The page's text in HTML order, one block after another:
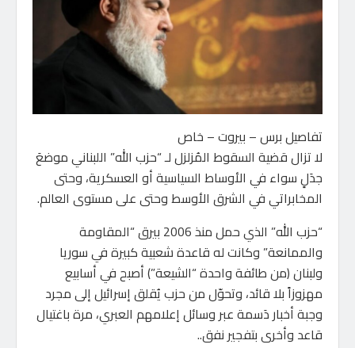
تفاصيل برس – بيروت – خاص
لا تزال قضية السقوط المُزلزل لـ “حزب الله” اللبناني موضعَ
جدَلٍ سواء في الأوساط السياسية أو العسكرية، وحتى
المخابراتي في الشرق الأوسط وحتى على مستوى العالم.
“حزب الله” الذي حمل منذ 2006 بيرق “المقاومة
والممانعة” وكانت له قاعدة شعبية كبيرة في سوريا
ولبنان (من طائفة واحدة “الشيعة”) أصبح في أسابيع
مهزوزاً بلا قائد، وتحوّل من حزب يُقلق إسرائيل إلى مجرد
وجبة أخبار دَسمة عبر وسائل إعلامهم العبري، مرة باغتيال
قاعد وأخرى بتفجير نفق..